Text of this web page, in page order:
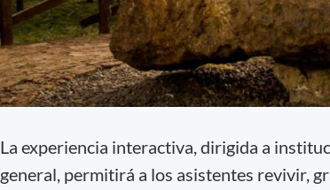
La experiencia interactiva, dirigida a
general, permitirá a los asistentes revivir,